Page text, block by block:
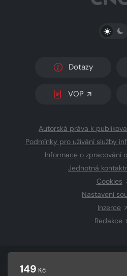
149 Kč
Dotazy
VOP
Autorská práva k
Podmínky pro užívání služby
Informace o zpracování
Jednotná
Cookies
Nastavení
Inzerce
Redakce
CZECH